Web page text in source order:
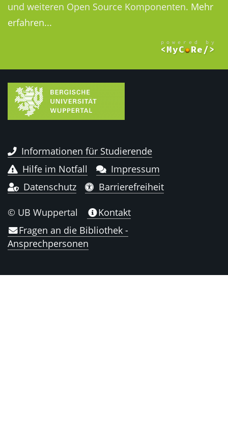
und weiteren Open Source Komponenten. Mehr
erfahren...
Informationen für Studierende
Hilfe im Notfall
Impressum
Datenschutz
Barrierefreiheit
© UB Wuppertal
Kontakt
Fragen an die Bibliothek -
Ansprechpersonen